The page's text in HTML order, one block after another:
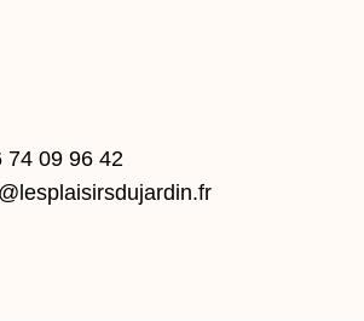
74 09 96 42